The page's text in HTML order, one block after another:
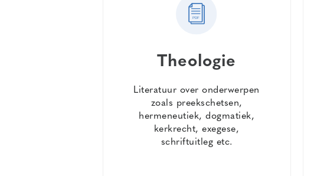
Theologie
Literatuur over onderwerpen
zoals preekschetsen,
hermeneutiek, dogmatiek,
kerkrecht, exegese,
schriftuitleg etc.